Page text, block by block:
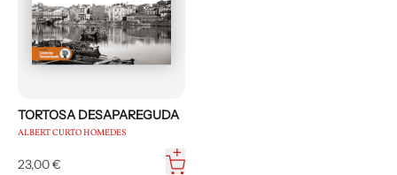
TORTOSA DESAPAREGUDA
ALBERT CURTO HOMEDES
23,00 €